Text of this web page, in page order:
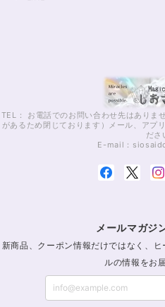
TEL： お電話でのお問い合わせ先はありま
があるため閉じております）メール、アプ
ださ
E-mail：
メールマガジ
新商品、クーポン情報だけではなく、
ルの情報をお